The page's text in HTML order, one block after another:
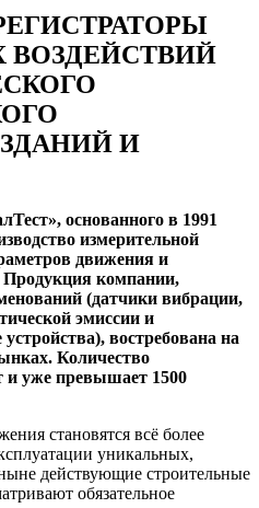
ВОЗДЕЙСТВИЙ
И
основанного в 1991
измерительной
движения и
Продукция компании,
(датчики вибрации,
эмиссии и
востребована на
Количество
и уже превышает 1500
становятся всё более
уникальных,
действующие строительные
обязательное